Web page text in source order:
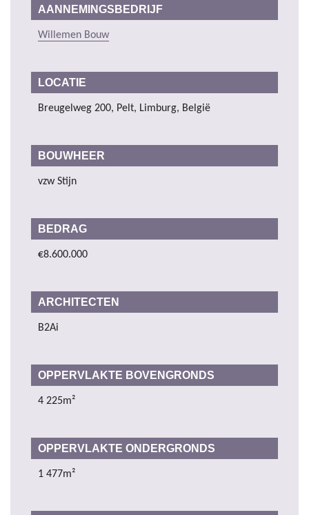
AANNEMINGSBEDRIJF
Willemen Bouw
LOCATIE
Breugelweg 200, Pelt, Limburg, België
BOUWHEER
vzw Stijn
BEDRAG
€8.600.000
ARCHITECTEN
B2Ai
OPPERVLAKTE BOVENGRONDS
4 225m²
OPPERVLAKTE ONDERGRONDS
1 477m²